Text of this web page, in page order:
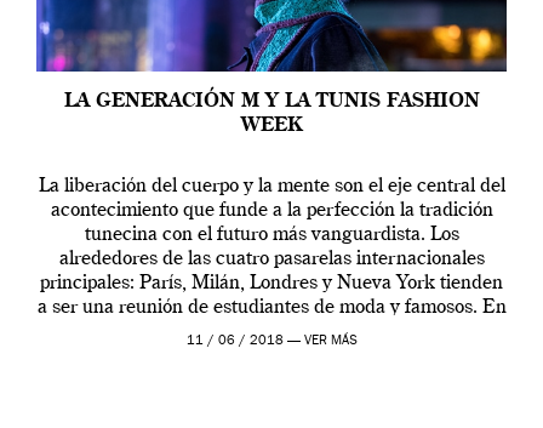
LA GENERACIÓN M Y LA TUNIS FASHION
WEEK
La liberación del cuerpo y la mente son el eje central del
acontecimiento que funde a la perfección la tradición
tunecina con el futuro más vanguardista. Los
alrededores de las cuatro pasarelas internacionales
principales: París, Milán, Londres y Nueva York tienden
a ser una reunión de estudiantes de moda y famosos. En
otras palabras, se […]
11 / 06 / 2018 — VER MÁS